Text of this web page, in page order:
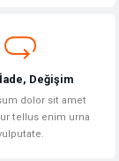
Değişim
dolor sit amet
tellus enim urna